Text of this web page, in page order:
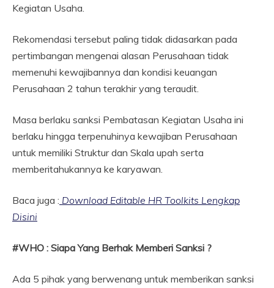
Kegiatan Usaha.
Rekomendasi tersebut paling tidak didasarkan pada
pertimbangan mengenai alasan Perusahaan tidak
memenuhi kewajibannya dan kondisi keuangan
Perusahaan 2 tahun terakhir yang teraudit.
Masa berlaku sanksi Pembatasan Kegiatan Usaha ini
berlaku hingga terpenuhinya kewajiban Perusahaan
untuk memiliki Struktur dan Skala upah serta
memberitahukannya ke karyawan.
Baca juga : Download Editable HR Toolkits Lengkap
Disini
#WHO : Siapa Yang Berhak Memberi Sanksi ?
Ada 5 pihak yang berwenang untuk memberikan sanksi